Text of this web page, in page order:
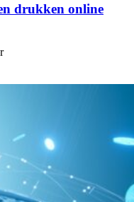
drukken online